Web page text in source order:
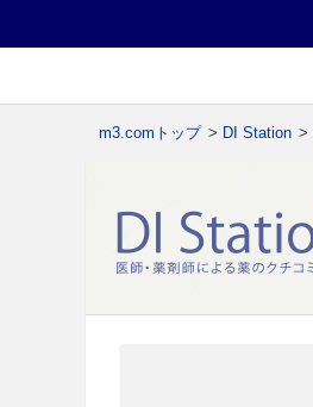
m3.comトップ > DI Station >